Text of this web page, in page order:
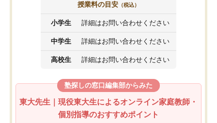
授業料の目安 （税込）
小学生 詳細はお問い合わせください
中学生 詳細はお問い合わせください
高校生 詳細はお問い合わせください
塾探しの窓口編集部からみた
東大先生｜現役東大生によるオンライン家庭教師・
個別指導のおすすめポイント